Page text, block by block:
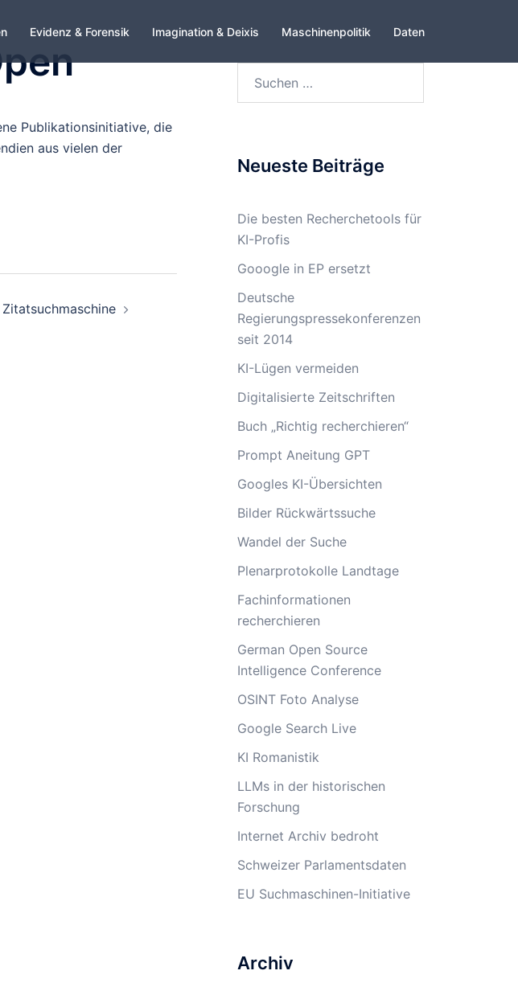
Evidenz & Forensik Imagination & Deixis Maschinenpolitik Daten
Publikationsinitiative, die
aus vielen der
Zitatsuchmaschine
Neueste Beiträge
Die besten Recherchetools für
KI-Profis
Gooogle in EP ersetzt
Deutsche
Regierungspressekonferenzen
seit 2014
KI-Lügen vermeiden
Digitalisierte Zeitschriften
Buch „Richtig recherchieren“
Prompt Aneitung GPT
Googles KI-Übersichten
Bilder Rückwärtssuche
Wandel der Suche
Plenarprotokolle Landtage
Fachinformationen
recherchieren
German Open Source
Intelligence Conference
OSINT Foto Analyse
Google Search Live
KI Romanistik
LLMs in der historischen
Forschung
Internet Archiv bedroht
Schweizer Parlamentsdaten
EU Suchmaschinen-Initiative
Archiv